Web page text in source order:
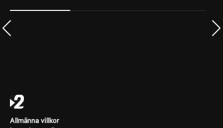
Allmänna villkor